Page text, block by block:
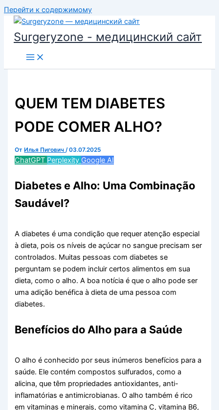
Перейти к содержимому
Surgeryzone - медицинский сайт
QUEM TEM DIABETES
PODE COMER ALHO?
От Илья Пигович/03.07.2025
ChatGPT Perplexity Google AI
Diabetes e Alho: Uma Combinação
Saudável?
A diabetes é uma condição que requer atenção especial
à dieta, pois os níveis de açúcar no sangue precisam ser
controlados. Muitas pessoas com diabetes se
perguntam se podem incluir certos alimentos em sua
dieta, como o alho. A boa notícia é que o alho pode ser
uma adição benéfica à dieta de uma pessoa com
diabetes.
Benefícios do Alho para a Saúde
O alho é conhecido por seus inúmeros benefícios para a
saúde. Ele contém compostos sulfurados, como a
alicina, que têm propriedades antioxidantes, anti-
inflamatórias e antimicrobianas. O alho também é rico
em vitaminas e minerais, como vitamina C, vitamina B6,